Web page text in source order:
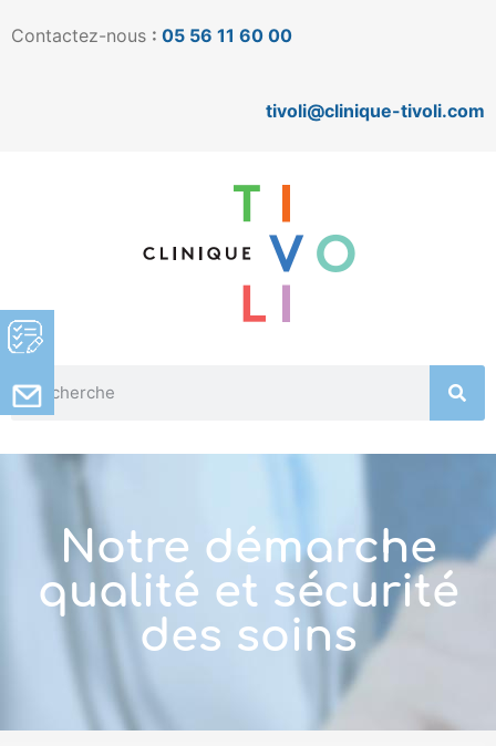
Contactez-nous : 05 56 11 60 00
tivoli@clinique-tivoli.com
Notre démarche
qualité et sécurité
des soins